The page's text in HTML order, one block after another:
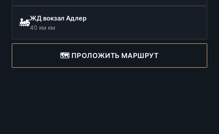
🚂ЖД вокзал Адлер
40 км км
🗺️ ПРОЛОЖИТЬ МАРШРУТ